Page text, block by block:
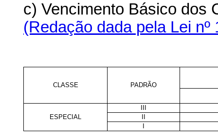
c) Vencimento Básico
(Redação dada pela Lei nº
CLASSE PADRÃO
ESPECIAL